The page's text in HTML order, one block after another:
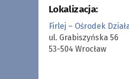
Lokalizacja:
Firlej – Ośrodek
ul. Grabiszyńska 56
53-504 Wrocław